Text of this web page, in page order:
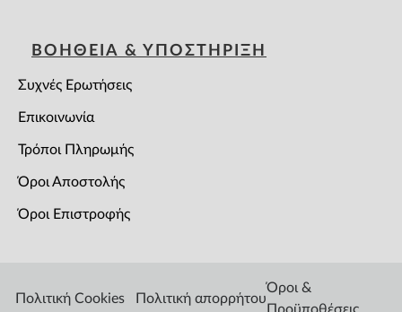
ΒΟΗΘΕΙΑ & ΥΠΟΣΤΗΡΙΞΗ
Συχνές Ερωτήσεις
Επικοινωνία
Τρόποι Πληρωμής
Όροι Αποστολής
Όροι Επιστροφής
Πολιτική Cookies Πολιτική απορρήτου
Όροι &